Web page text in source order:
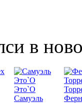
в
Это`О
Самуэль